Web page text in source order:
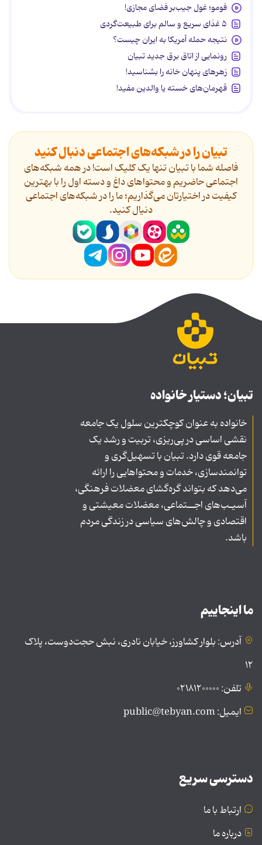
فومو؛ غول جیب‌بر فضای مجازی!
۵ غذای سریع و سالم برای طبیعت‌گردی
نتیجه حمله آمریکا به ایران چیست؟
رونمایی از اتاق برق جدید تبیان
زهرهای پنهان خانه را بشناسید!
قهرمان‌های خسته یا والدین مفید!
تبیان را در شبکه‌های اجتماعی دنبال کنید
فاصله شما با تبیان تنها یک کلیک است! در همه شبکه‌های
اجتماعی حاضریم و محتواهای داغ و دسته اول را با بهترین
کیفیت در اختیارتان می‌گذاریم؛ ما را در شبکه‌های اجتماعی
دنیال کنید.
تبیان؛ دستیار خانواده
خانواده به عنوان کوچکترین سلول یک جامعه
نقشی اساسی در پی‌ریزی، تربیت و رشد یک
جامعه قوی دارد. تبیان با تسهیل‌گری و
توانمندسازی، خدمات و محتواهایی را ارائه
می‌دهد که بتواند گره‌گشای معضلات فرهنگی،
آسیـب‌های اجــتماعی، معضلات معیشتی و
اقتصادی و چالش‌های سیاسی در زندگی مردم
باشد.
ما اینجاییم
آدرس: بلوار کشاورز، خیابان نادری، نبش حجت‌دوست، پلاک
۱۲
تلفن: ۰۲۱۸۱۲۰۰۰۰۰
ایمیل: public@tebyan.com
دسترسی سریع
ارتباط با ما
درباره ما